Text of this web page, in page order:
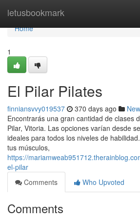
letusbookmark
Home
Home
1
El Pilar Pilates
finniansvvy019537 370 days ago
Encontrarás una gran cantidad de clases
Pilar, Vitoria. Las opciones varían desde
ideales para todos los niveles de
tus músculos,
https://
el-pilar
Comments
Who Upvoted
Comments